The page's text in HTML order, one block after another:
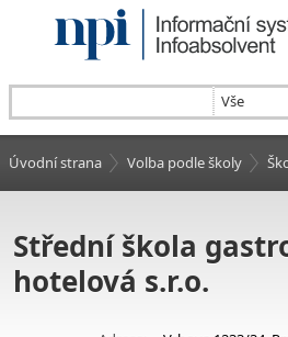
Úvodní strana Volba podle školy
Střední škola
hotelová s.r.o.